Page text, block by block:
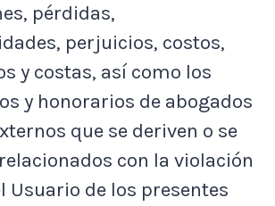
pérdidas,
perjuicios, costos,
y costas, así como los
y honorarios de abogados
que se deriven o se
con la violación
Usuario de los presentes